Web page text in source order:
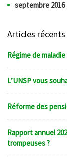
septembre 2016
Articles récents
Régime de
L’UNSP vous
Réforme des
Rapport annuel
trompeuses ?